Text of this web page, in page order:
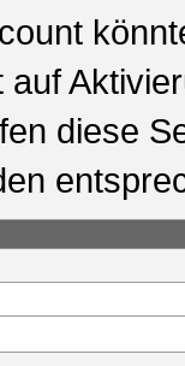
auf
diese